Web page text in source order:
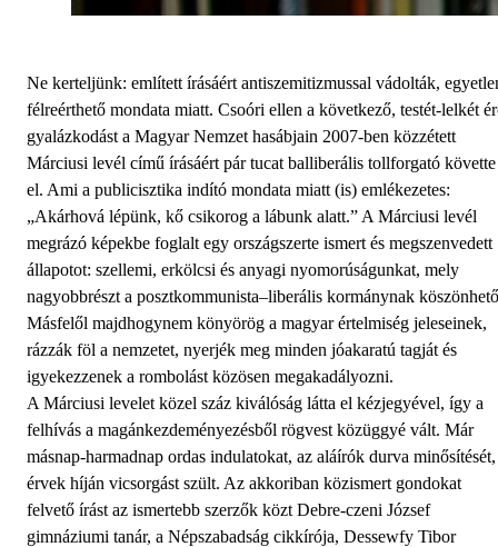
Ne kerteljünk: említett írásáért antiszemitizmussal vádolták,
félreérthető mondata miatt. Csoóri ellen a következő, testét-lelkét
gyalázkodást a Magyar Nemzet hasábjain 2007-ben közzétett
Márciusi levél című írásáért pár tucat balliberális tollforgató követte
el. Ami a publicisztika indító mondata miatt (is) emlékezetes:
„Akárhová lépünk, kő csikorog a lábunk alatt.” A Márciusi levél
megrázó képekbe foglalt egy országszerte ismert és megszenvedett
állapotot: szellemi, erkölcsi és anyagi nyomorúságunkat, mely
nagyobbrészt a posztkommunista–liberális kormánynak
Másfelől majdhogynem könyörög a magyar értelmiség jeleseinek,
rázzák föl a nemzetet, nyerjék meg minden jóakaratú tagját és
igyekezzenek a rombolást közösen megakadályozni.
A Márciusi levelet közel száz kiválóság látta el kézjegyével, így a
felhívás a magánkezdeményezésből rögvest közüggyé vált. Már
másnap-harmadnap ordas indulatokat, az aláírók durva minősítését,
érvek híján vicsorgást szült. Az akkoriban közismert gondokat
felvető írást az ismertebb szerzők közt Debre-czeni József
gimnáziumi tanár, a Népszabadság cikkírója, Dessewfy Tibor